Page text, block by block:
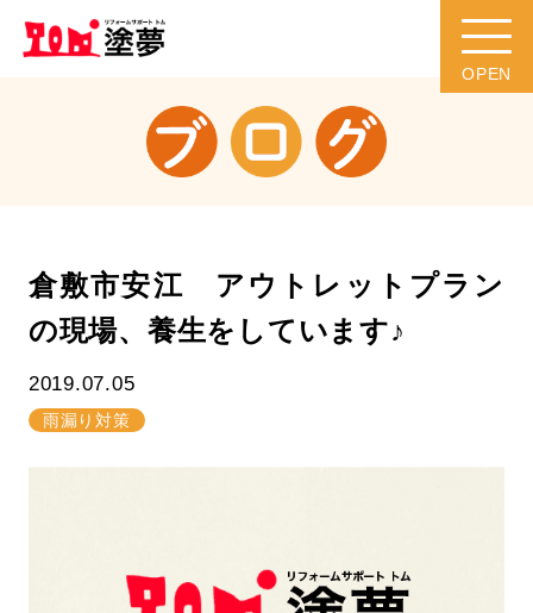
倉敷市安江 アウトレットプラン
の現場、養生をしています♪
2019.07.05
雨漏り対策